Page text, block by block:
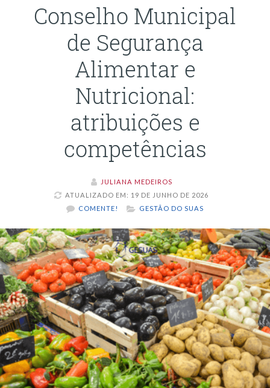
Conselho Municipal
de Segurança
Alimentar e
Nutricional:
atribuições e
competências
JULIANA MEDEIROS
ATUALIZADO EM: 19 DE JUNHO DE 2026
COMENTE!
GESTÃO DO SUAS